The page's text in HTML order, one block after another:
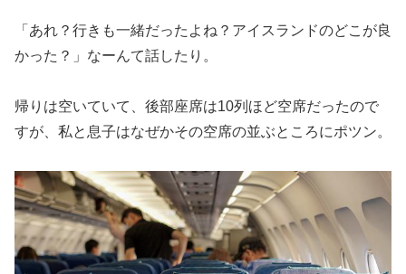
「あれ？行きも一緒だったよね？アイスランドのどこが良
かった？」なーんて話したり。
帰りは空いていて、後部座席は10列ほど空席だったので
すが、私と息子はなぜかその空席の並ぶところにポツン。